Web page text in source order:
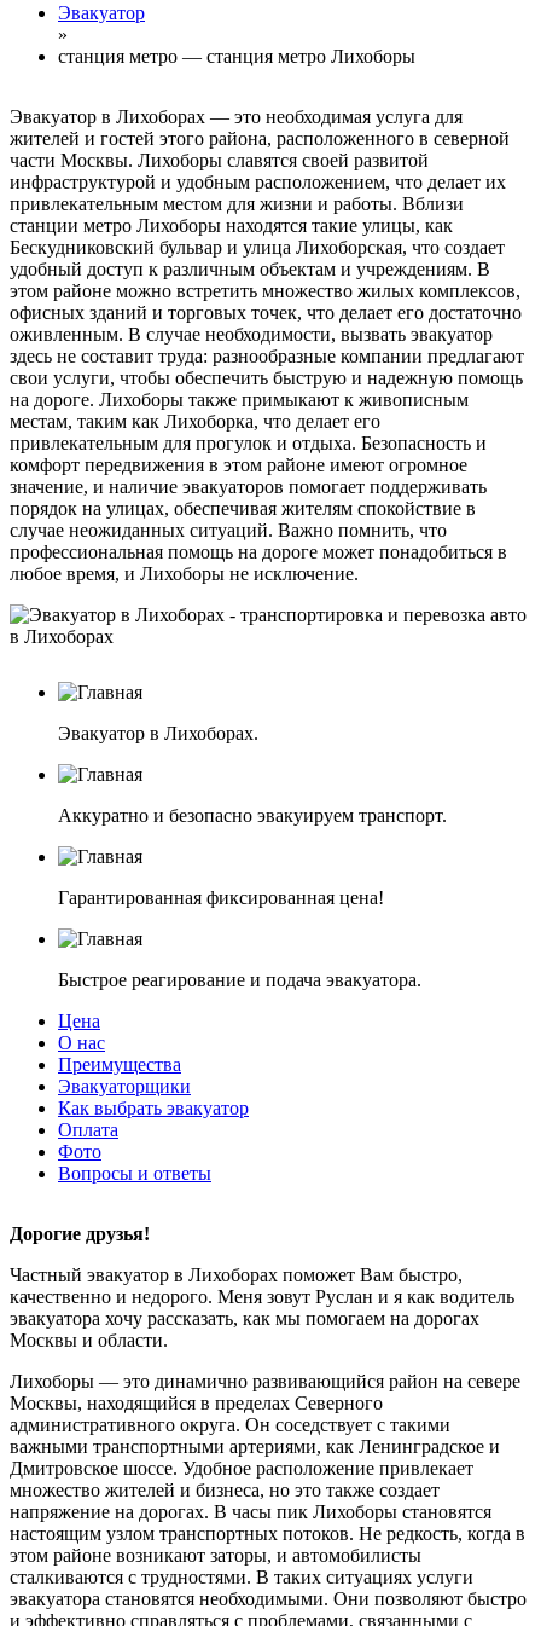
Эвакуатор
»
станция метро — станция метро Лихоборы
Эвакуатор в Лихоборах — это необходимая услуга для
жителей и гостей этого района, расположенного в северной
части Москвы. Лихоборы славятся своей развитой
инфраструктурой и удобным расположением, что делает их
привлекательным местом для жизни и работы. Вблизи
станции метро Лихоборы находятся такие улицы, как
Бескудниковский бульвар и улица Лихоборская, что создает
удобный доступ к различным объектам и учреждениям. В
этом районе можно встретить множество жилых комплексов,
офисных зданий и торговых точек, что делает его достаточно
оживленным. В случае необходимости, вызвать эвакуатор
здесь не составит труда: разнообразные компании предлагают
свои услуги, чтобы обеспечить быструю и надежную помощь
на дороге. Лихоборы также примыкают к живописным
местам, таким как Лихоборка, что делает его
привлекательным для прогулок и отдыха. Безопасность и
комфорт передвижения в этом районе имеют огромное
значение, и наличие эвакуаторов помогает поддерживать
порядок на улицах, обеспечивая жителям спокойствие в
случае неожиданных ситуаций. Важно помнить, что
профессиональная помощь на дороге может понадобиться в
любое время, и Лихоборы не исключение.
Эвакуатор в Лихоборах.
Аккуратно и безопасно эвакуируем транспорт.
Гарантированная фиксированная цена!
Быстрое реагирование и подача эвакуатора.
Цена
О нас
Преимущества
Эвакуаторщики
Как выбрать эвакуатор
Оплата
Фото
Вопросы и ответы
Дорогие друзья!
Частный эвакуатор в Лихоборах поможет Вам быстро,
качественно и недорого. Меня зовут Руслан и я как водитель
эвакуатора хочу рассказать, как мы помогаем на дорогах
Москвы и области.
Лихоборы — это динамично развивающийся район на севере
Москвы, находящийся в пределах Северного
административного округа. Он соседствует с такими
важными транспортными артериями, как Ленинградское и
Дмитровское шоссе. Удобное расположение привлекает
множество жителей и бизнеса, но это также создает
напряжение на дорогах. В часы пик Лихоборы становятся
настоящим узлом транспортных потоков. Не редкость, когда в
этом районе возникают заторы, и автомобилисты
сталкиваются с трудностями. В таких ситуациях услуги
эвакуатора становятся необходимыми. Они позволяют быстро
и эффективно справляться с проблемами, связанными с